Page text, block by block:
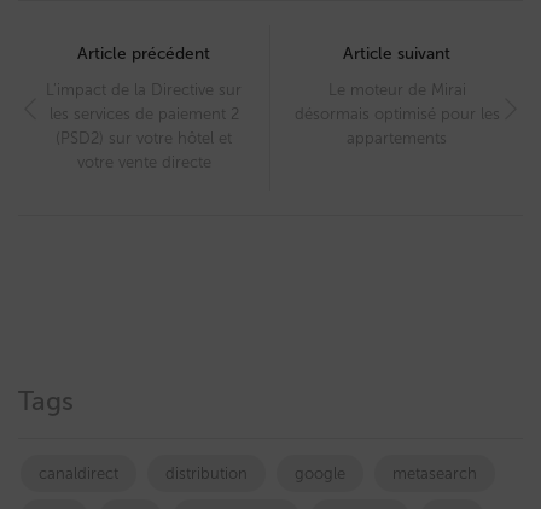
navigation
Article précédent
L’impact de la Directive sur
les services de paiement 2
(PSD2) sur votre hôtel et
votre vente directe
Article suivant
Le moteur de Mirai
désormais optimisé pour les
appartements
Tags
canaldirect distribution google metasearch